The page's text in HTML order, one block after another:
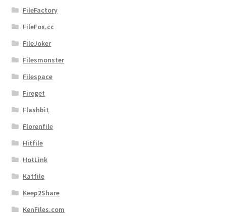
FileFactory
FileFox.cc
FileJoker
Filesmonster
Filespace
Fireget
Flashbit
Florenfile
Hitfile
HotLink
Katfile
Keep2Share
KenFiles.com